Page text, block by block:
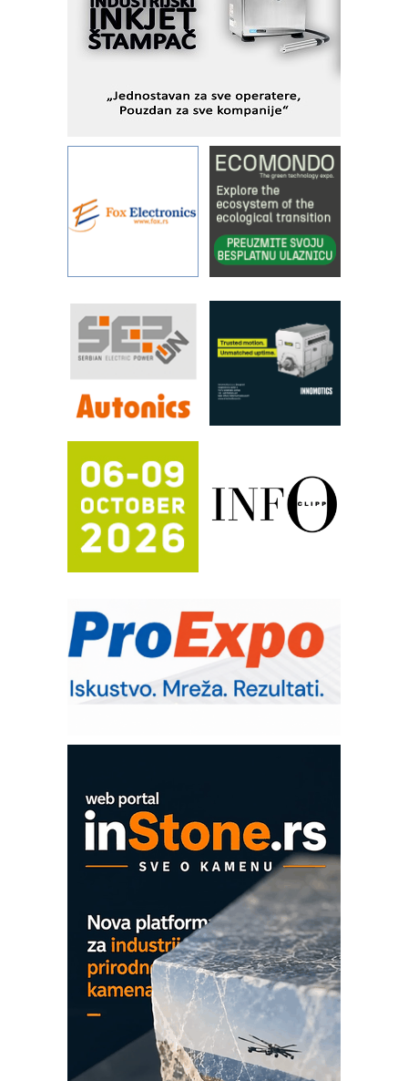
Fleksibilno stezanje i brzo
podešavanje u proizvodnji prototipova
KIP KOP – napredna rešenja za
objekte
Alba d.o.o. – 35 godina preciznosti u
IBeRTIM - oprema za ispitivanje
kontrole kvaliteta
STAUFF – Komponente koje
povećavaju pouzdanost hidrauličkih
pouzdanost u transferu fluida
Filtration Group Industrial – Napredna
rešenja za filtraciju u hidrauličkim i
procesnim sistemima
RILINEX kompanije Rittal
FANUC: Najbolje za vašu pametnu
Efikasno upravljanje energijom
Automatizacija pakovanja · Display
(Shelf-Ready) omotnice
Potpuna efikasnost bez složenih
sistema
Trajna oznaka kao dugoročna korist
IB BLUMENAUER - više od 40 godina
poverenja u industriji
RMQ-TITAN ADVANCED INDICATOR
– Pametna signalizacija za efikasnije
upravljanje mašinama
era CNC merenja
Proizvodnja iC7 Hybrid 1500 VDC
mrežnog pretvarača sa tečnim
hlađenjem
COMBYPACK
EVOKS Maintenance Management